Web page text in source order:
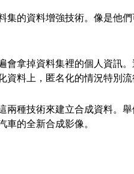
集的資料增強技術。像是他
拿掉資料集裡的個人資訊。
料上，匿名化的情況特別流
種技術來建立合成資料。
的全新合成影像。